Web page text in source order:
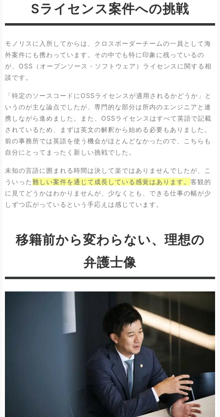
Sライセンス案件への挑戦
モノリスに入所してからは、クロスボーダーチームの一員として海
外案件にも携わっています。その中でも特に印象に残っているの
が、OSS（オープンソース・ソフトウェア）ライセンスに関する相
談です。
「特定のソースコードにOSSライセンスが適用されるかどうか」と
いうのが主な論点でしたが、専門的な部分は所内のエンジニアと連
携しながら進めました。また、OSSライセンスはすべて英語で記載
されているため、まずは英文の解釈から始める必要もありました。
前の事務所では英語を使う機会がほとんどなかったので、こちらも
自分にとってまったく新しい挑戦でした。
未知の言語に囲まれる時間は決して楽ではありませんでしたが、こ
ういった難しい案件を通じて成長している感覚はあります。 客観的
に見てどうかはわかりませんが、少なくとも、できる仕事の幅が少
しずつ広がっているという手応えは感じています。
移籍前から変わらない、理想の
弁護士像